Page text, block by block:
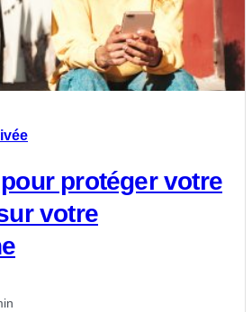
protéger votre
votre